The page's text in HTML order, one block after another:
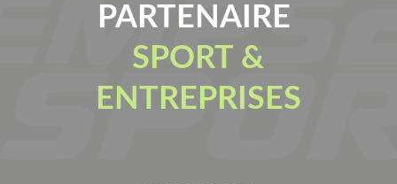
PARTENAIRE
SPORT &
ENTREPRISES